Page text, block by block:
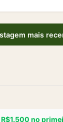
mais
no